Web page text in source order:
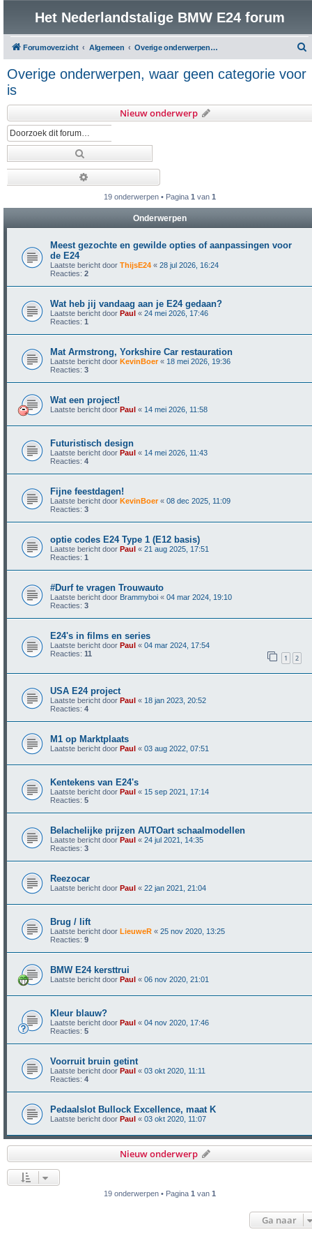
Het Nederlandstalige BMW E24 forum
Forumoverzicht Algemeen Overige onderwerpen, waar geen categorie voor is
Overige onderwerpen, waar geen categorie voor
is
Nieuw onderwerp
19 onderwerpen • Pagina 1 van 1
Onderwerpen
Meest gezochte en gewilde opties of aanpassingen voor
de E24
Laatste bericht door ThijsE24 « 28 jul 2026, 16:24
Reacties: 2
Wat heb jij vandaag aan je E24 gedaan?
Laatste bericht door Paul « 24 mei 2026, 17:46
Reacties: 1
Mat Armstrong, Yorkshire Car restauration
Laatste bericht door KevinBoer« 18 mei 2026, 19:36
Reacties: 3
Wat een project!
Laatste bericht door Paul « 14 mei 2026, 11:58
Futuristisch design
Laatste bericht door Paul « 14 mei 2026, 11:43
Reacties: 4
Fijne feestdagen!
Laatste bericht door KevinBoer« 08 dec 2025, 11:09
Reacties: 3
optie codes E24 Type 1 (E12 basis)
Laatste bericht door Paul « 21 aug 2025, 17:51
Reacties: 1
#Durf te vragen Trouwauto
Laatste bericht door Brammyboi « 04 mar 2024, 19:10
Reacties: 3
E24's in films en series
Laatste bericht door Paul « 04 mar 2024, 17:54
Reacties: 11 1 2
USA E24 project
Laatste bericht door Paul « 18 jan 2023, 20:52
Reacties: 4
M1 op Marktplaats
Laatste bericht door Paul « 03 aug 2022, 07:51
Kentekens van E24's
Laatste bericht door Paul « 15 sep 2021, 17:14
Reacties: 5
Belachelijke prijzen AUTOart schaalmodellen
Laatste bericht door Paul « 24 jul 2021, 14:35
Reacties: 3
Reezocar
Laatste bericht door Paul « 22 jan 2021, 21:04
Brug / lift
Laatste bericht door LieuweR « 25 nov 2020, 13:25
Reacties: 9
BMW E24 kersttrui
Laatste bericht door Paul « 06 nov 2020, 21:01
Kleur blauw?
Laatste bericht door Paul « 04 nov 2020, 17:46
Reacties: 5
Voorruit bruin getint
Laatste bericht door Paul « 03 okt 2020, 11:11
Reacties: 4
Pedaalslot Bullock Excellence, maat K
Laatste bericht door Paul « 03 okt 2020, 11:07
Nieuw onderwerp
19 onderwerpen • Pagina 1 van 1
Ga naar